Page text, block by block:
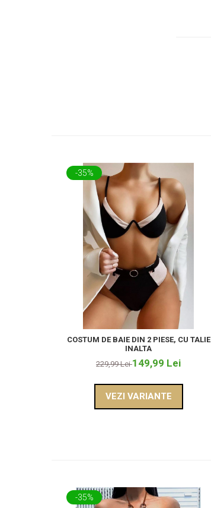
-35%
COSTUM DE BAIE DIN 2 PIESE, CU TALIE
INALTA
229,99 Lei149,99 Lei
VEZI VARIANTE
-35%